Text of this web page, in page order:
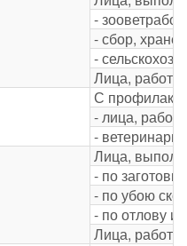
-
- сбор,
-
Лица,
С
- лица,
-
Лица,
- по
- по убою
- по отлову
Лица,